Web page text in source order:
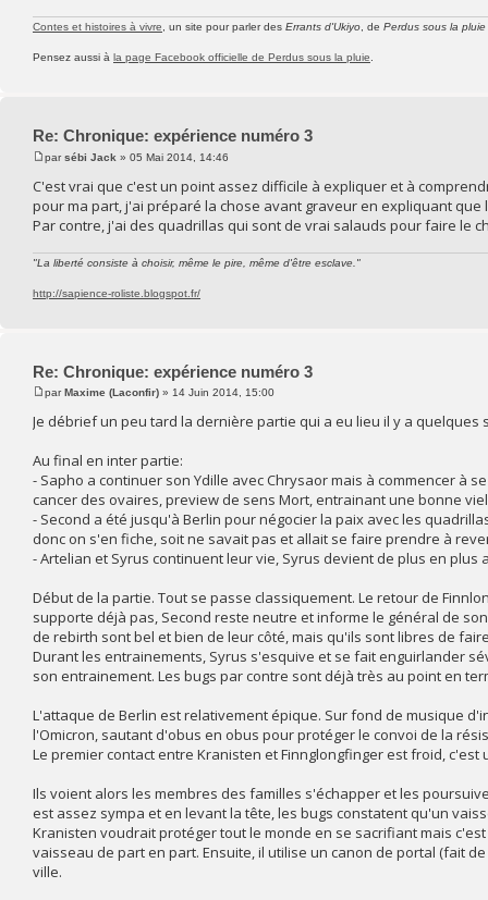
Contes et histoires à vivre , un site pour parler des Errants d'Ukiyo , de Perdus sous la pluie
Pensez aussi à la page Facebook officielle de Perdus sous la pluie
Re: Chronique: expérience numéro 3
parsébi Jack » 05 Mai 2014, 14:46
C'est vrai que c'est un point assez difficile à expliquer et à
pour ma part, j'ai préparé la chose avant graveur en expliquant
Par contre, j'ai des quadrillas qui sont de vrai salauds pour faire le
"La liberté consiste à choisir, même le pire, même d'être esclave."
http://sapience-roliste.blogspot.fr/
Re: Chronique: expérience numéro 3
parMaxime (Laconfir) » 14 Juin 2014, 15:00
Je débrief un peu tard la dernière partie qui a eu lieu il y a quelques
Au final en inter partie:
- Sapho a continuer son Ydille avec Chrysaor mais à commencer à
cancer des ovaires, preview de sens Mort, entrainant une bonne
- Second a été jusqu'à Berlin pour négocier la paix avec les
donc on s'en fiche, soit ne savait pas et allait se faire prendre à
- Artelian et Syrus continuent leur vie, Syrus devient de plus en
Début de la partie. Tout se passe classiquement. Le retour de
supporte déjà pas, Second reste neutre et informe le général de
de rebirth sont bel et bien de leur côté, mais qu'ils sont libres de
Durant les entrainements, Syrus s'esquive et se fait enguirlander
son entrainement. Les bugs par contre sont déjà très au point en
L'attaque de Berlin est relativement épique. Sur fond de musique
l'Omicron, sautant d'obus en obus pour protéger le convoi de la
Le premier contact entre Kranisten et Finnglongfinger est froid, c'est
Ils voient alors les membres des familles s'échapper et les
est assez sympa et en levant la tête, les bugs constatent qu'un
Kranisten voudrait protéger tout le monde en se sacrifiant mais
vaisseau de part en part. Ensuite, il utilise un canon de portal (fait
ville.